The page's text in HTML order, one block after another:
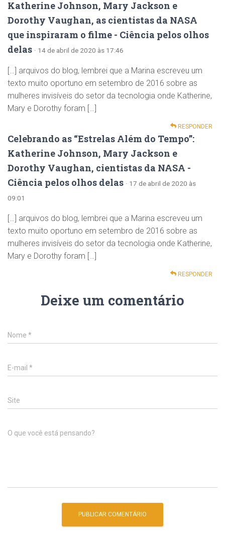
Katherine Johnson, Mary Jackson e
Dorothy Vaughan, as cientistas da NASA
que inspiraram o filme - Ciência pelos olhos
delas · 14 de abril de 2020 às 17:46
[…] arquivos do blog, lembrei que a Marina escreveu um
texto muito oportuno em setembro de 2016 sobre as
mulheres invisíveis do setor da tecnologia onde Katherine,
Mary e Dorothy foram […]
RESPONDER
Celebrando as “Estrelas Além do Tempo”:
Katherine Johnson, Mary Jackson e
Dorothy Vaughan, cientistas da NASA -
Ciência pelos olhos delas · 17 de abril de 2020 às
09:01
[…] arquivos do blog, lembrei que a Marina escreveu um
texto muito oportuno em setembro de 2016 sobre as
mulheres invisíveis do setor da tecnologia onde Katherine,
Mary e Dorothy foram […]
RESPONDER
Deixe um comentário
Nome *
E-mail *
Site
O que você está pensando?